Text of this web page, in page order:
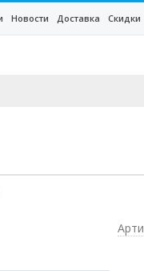
Новости Доставка Скидки